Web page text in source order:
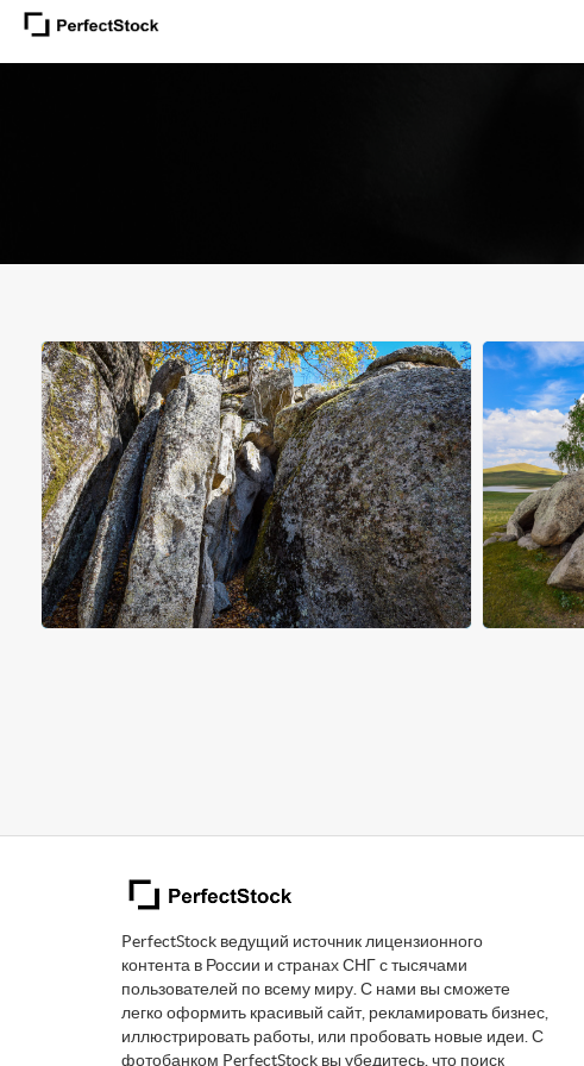
PerfectStock ведущий источник лицензионного
контента в России и странах СНГ с тысячами
пользователей по всему миру. С нами вы сможете
легко оформить красивый сайт, рекламировать бизнес,
иллюстрировать работы, или пробовать новые идеи. С
фотобанком PerfectStock вы убедитесь, что поиск